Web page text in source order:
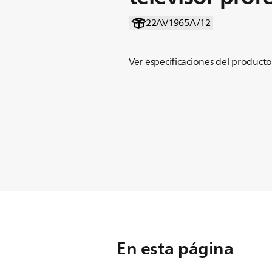
22AV1965A/12
Ver especificaciones del producto
En esta página